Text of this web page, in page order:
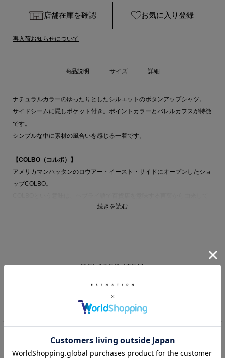
店舗在庫を確認 お気に入り登録
再入荷お知らせについて
商品説明 サイズ 詳細
ナチュラルカラーのゆったりとしたシルエットのボタンアップシャツ。
サイドシームに隠しポケット付き。ポイントカラーとバレルカフスが特徴
です。
シンプルな中に素材の風合いを感じる一着です。
【COLBO（コルボ）】
アメリカマンハッタンのロウアー・イースト・サイドにオープンしたショ
ップCOLBO。
を提供します。ここは買い物を楽しむ場所であるだけでなく新たな発見を
な生地を使用してカジュアルでラグジュアリーな精神を体現しています。
主に世界中から調達されたデッドストックの素材を使用しており、ほとん
どのアイテムはニューヨーク市内で少量生産されています。
続きを読む
RELATED ITEM